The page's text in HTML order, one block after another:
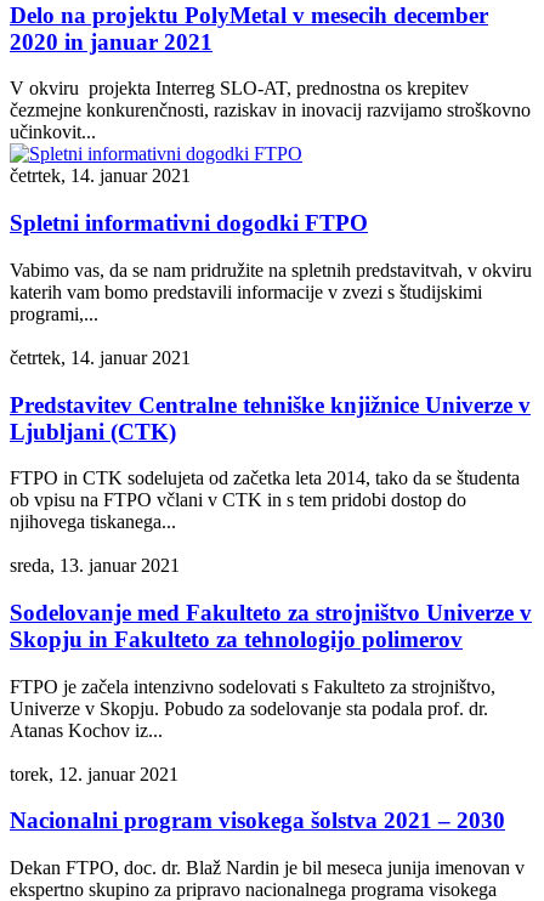
Delo na projektu PolyMetal v mesecih december
2020 in januar 2021
V okviru projekta Interreg SLO-AT, prednostna os krepitev
čezmejne konkurenčnosti, raziskav in inovacij razvijamo stroškovno
učinkovit...
četrtek, 14. januar 2021
Spletni informativni dogodki FTPO
Vabimo vas, da se nam pridružite na spletnih predstavitvah, v okviru
katerih vam bomo predstavili informacije v zvezi s študijskimi
programi,...
četrtek, 14. januar 2021
Predstavitev Centralne tehniške knjižnice Univerze v
Ljubljani (CTK)
FTPO in CTK sodelujeta od začetka leta 2014, tako da se študenta
ob vpisu na FTPO včlani v CTK in s tem pridobi dostop do
njihovega tiskanega...
sreda, 13. januar 2021
Sodelovanje med Fakulteto za strojništvo Univerze v
Skopju in Fakulteto za tehnologijo polimerov
FTPO je začela intenzivno sodelovati s Fakulteto za strojništvo,
Univerze v Skopju. Pobudo za sodelovanje sta podala prof. dr.
Atanas Kochov iz...
torek, 12. januar 2021
Nacionalni program visokega šolstva 2021 – 2030
Dekan FTPO, doc. dr. Blaž Nardin je bil meseca junija imenovan v
ekspertno skupino za pripravo nacionalnega programa visokega